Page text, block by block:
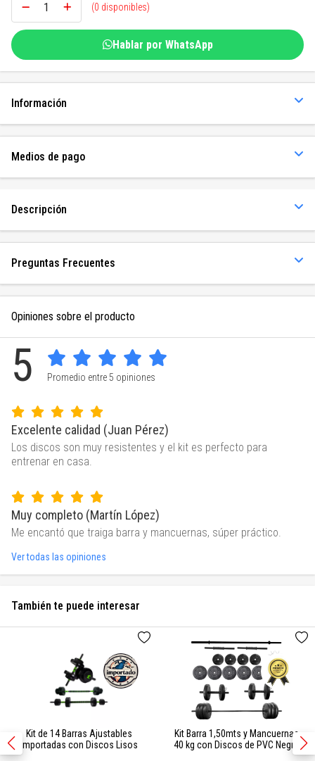
(0 disponibles)
Hablar por WhatsApp
Información
Medios de pago
Descripción
Preguntas Frecuentes
Opiniones sobre el producto
5 Promedio entre 5 opiniones
Excelente calidad (Juan Pérez)
Los discos son muy resistentes y el kit es perfecto para
entrenar en casa.
Muy completo (Martín López)
Me encantó que traiga barra y mancuernas, súper práctico.
Ver todas las opiniones
También te puede interesar
Kit de 14 Barras Ajustables
Importadas con Discos Lisos
Kit Barra 1,50mts y Mancuernas
40 kg con Discos de PVC Negro